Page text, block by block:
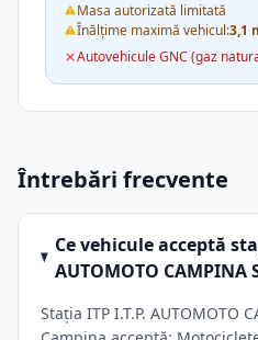
Masa autorizată limitată
Înălțime maximă vehicul:3,1
Autovehicule GNC (gaz
Întrebări frecvente
Ce vehicule acceptă
AUTOMOTO CAMPINA
Stația ITP I.T.P. AUTOMOTO